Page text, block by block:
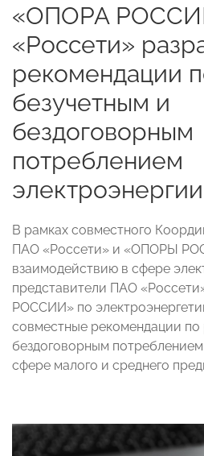
«ОПОРА
«Россети»
рекомендации
безучетным и
бездоговорным
потреблением
электроэнергии
В рамках совместного
ПАО «Россети» и «ОПОРЫ
взаимодействию в сфере
представители ПАО
РОССИИ» по
совместные рекомендации по
бездоговорным
сфере малого и среднего